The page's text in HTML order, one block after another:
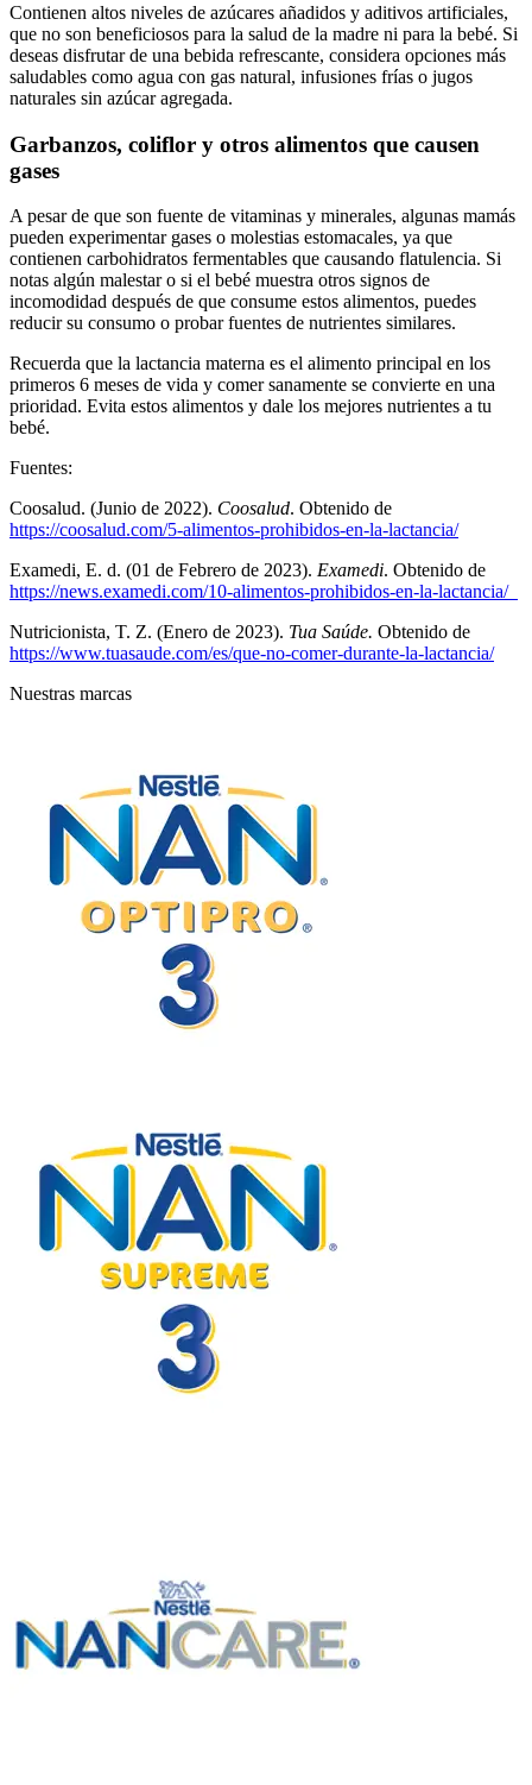
Contienen altos niveles de azúcares añadidos y aditivos artificiales,
que no son beneficiosos para la salud de la madre ni para la bebé. Si
deseas disfrutar de una bebida refrescante, considera opciones más
saludables como agua con gas natural, infusiones frías o jugos
naturales sin azúcar agregada.
Garbanzos, coliflor y otros alimentos que causen
gases
A pesar de que son fuente de vitaminas y minerales, algunas mamás
pueden experimentar gases o molestias estomacales, ya que
contienen carbohidratos fermentables que causando flatulencia. Si
notas algún malestar o si el bebé muestra otros signos de
incomodidad después de que consume estos alimentos, puedes
reducir su consumo o probar fuentes de nutrientes similares.
Recuerda que la lactancia materna es el alimento principal en los
primeros 6 meses de vida y comer sanamente se convierte en una
prioridad. Evita estos alimentos y dale los mejores nutrientes a tu
bebé.
Fuentes:
Coosalud. (Junio de 2022). Coosalud. Obtenido de
https://coosalud.com/5-alimentos-prohibidos-en-la-lactancia/
Examedi, E. d. (01 de Febrero de 2023). Examedi. Obtenido de
https://news.examedi.com/10-alimentos-prohibidos-en-la-lactancia/
Nutricionista, T. Z. (Enero de 2023). Tua Saúde. Obtenido de
https://www.tuasaude.com/es/que-no-comer-durante-la-lactancia/
Nuestras marcas